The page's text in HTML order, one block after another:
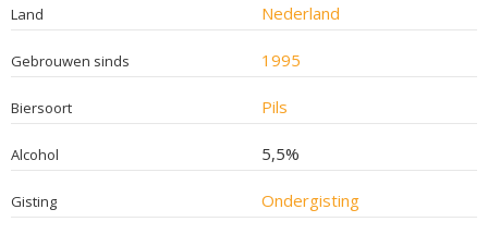
Land Nederland
Gebrouwen sinds 1995
Biersoort Pils
Alcohol 5,5%
Gisting Ondergisting